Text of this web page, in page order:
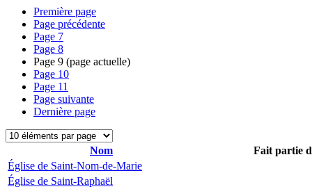
Première page
Page précédente
Page 7
Page 8
Page 9 (page actuelle)
Page 10
Page 11
Page suivante
Dernière page
Nom
Fait partie
Église de Saint-Nom-de-Marie
Église de Saint-Raphaël